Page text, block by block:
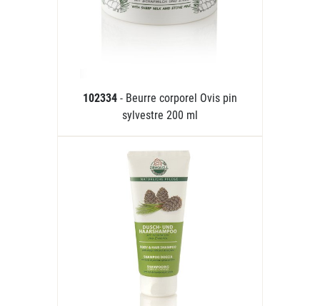
102334 - Beurre corporel Ovis pin
sylvestre 200 ml